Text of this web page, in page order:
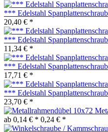
*** Edelstahl
20,40 € *
*** Edelstahl
11,34 € *
*** Edelstahl
17,71 € *
*** Edelstahl
23,70 € *
ab 0,14 € * 0,24 € *